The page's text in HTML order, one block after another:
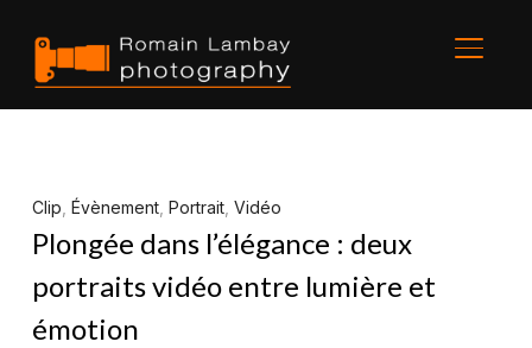
Clip Évènement, Portrait, Vidéo
Plongée dans l’élégance : deux
portraits vidéo entre lumière et
émotion